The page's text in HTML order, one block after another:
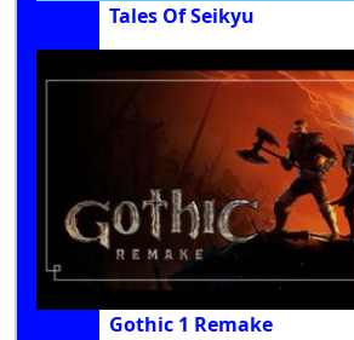
Tales Of Seikyu
Gothic 1 Remake